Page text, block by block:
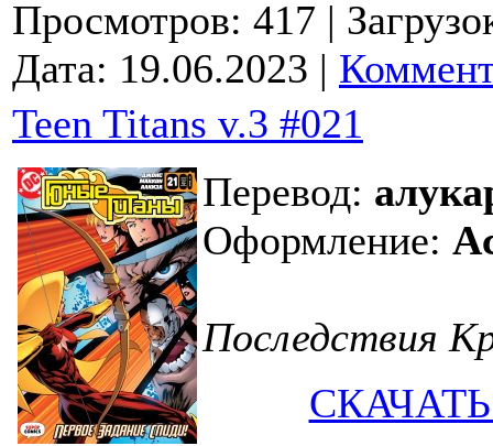
Просмотров: 417 |
Дата: 19.06.2023 |
Teen Titans v.3 #021
Перевод:
Оформление:
Последствия